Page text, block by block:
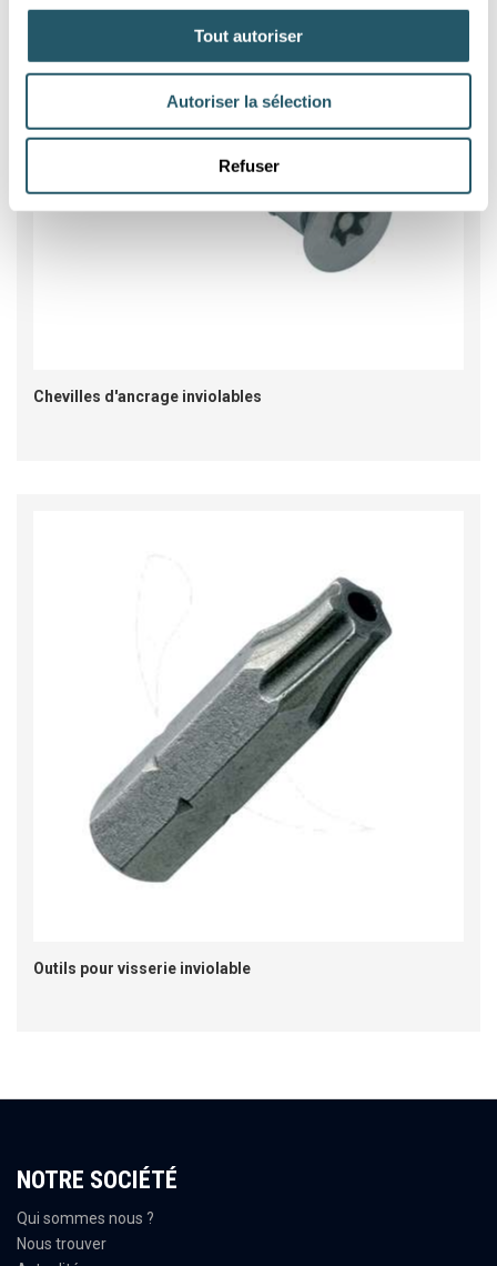
Tout autoriser
Autoriser la sélection
Refuser
Chevilles d'ancrage inviolables
Outils pour visserie inviolable
NOTRE SOCIÉTÉ
Qui sommes nous ?
Nous trouver